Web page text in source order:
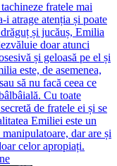
fratele mai
i atrage atenția și poate
și jucăuș, Emilia
doar atunci
și geloasă pe el și
este, de asemenea,
să nu facă ceea ce
Cu toate
de fratele ei și se
Emiliei este un
dar are și
celor apropiați.